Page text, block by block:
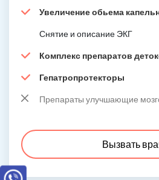
Увеличение обьема
Снятие и описание ЭКГ
Комплекс препаратов
Гепатропротекторы
Препараты улучшающие
Вызвать